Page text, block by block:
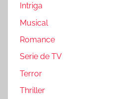
Intriga
Musical
Romance
Serie de TV
Terror
Thriller